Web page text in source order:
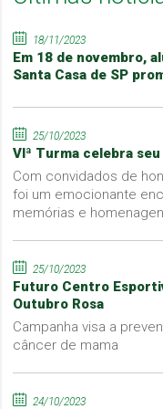
18/11/2023
Em 18 de novembro,
Santa Casa de SP
25/10/2023
VIª Turma celebra
Com convidados de
foi um emocionante
memórias e
25/10/2023
Futuro Centro
Outubro Rosa
Campanha visa a
câncer de mama
24/10/2023